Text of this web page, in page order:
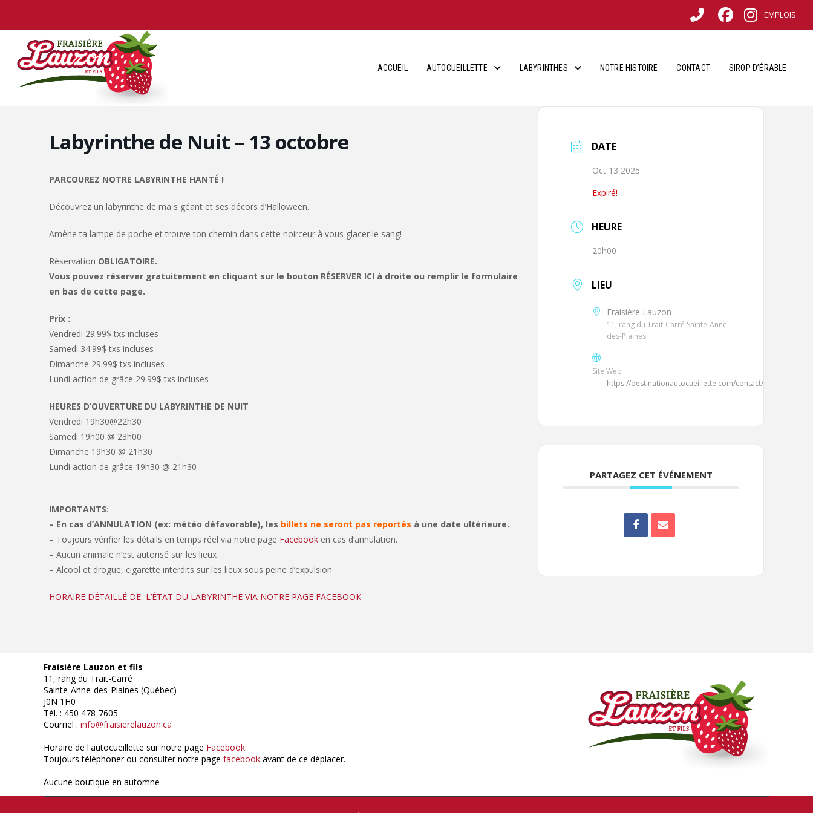
EMPLOIS
ACCUEIL AUTOCUEILLETTE LABYRINTHES NOTRE HISTOIRE CONTACT SIROP D’ÉRABLE
Labyrinthe de Nuit – 13 octobre
PARCOUREZ NOTRE LABYRINTHE HANTÉ !
Découvrez un labyrinthe de maïs géant et ses décors d’Halloween.
Amène ta lampe de poche et trouve ton chemin dans cette noirceur à vous glacer le sang!
Réservation OBLIGATOIRE.
Vous pouvez réserver gratuitement en cliquant sur le bouton RÉSERVER ICI à droite ou remplir le formulaire
en bas de cette page.
Prix :
Vendredi 29.99$ txs incluses
Samedi 34.99$ txs incluses
Dimanche 29.99$ txs incluses
Lundi action de grâce 29.99$ txs incluses
HEURES D’OUVERTURE DU LABYRINTHE DE NUIT
Vendredi 19h30@22h30
Samedi 19h00 @ 23h00
Dimanche 19h30 @ 21h30
Lundi action de grâce 19h30 @ 21h30
IMPORTANTS:
– En cas d’ANNULATION (ex: météo défavorable), les billets ne seront pas reportés à une date ultérieure.
– Toujours vérifier les détails en temps réel via notre page Facebooken cas d’annulation.
– Aucun animale n’est autorisé sur les lieux
– Alcool et drogue, cigarette interdits sur les lieux sous peine d’expulsion
HORAIRE DÉTAILLÉ DE L’ÉTAT DU LABYRINTHE VIA NOTRE PAGE FACEBOOK
DATE
Oct 13 2025
Expiré!
HEURE
20h00
LIEU
Fraisière Lauzon
11, rang du Trait-Carré Sainte-Anne-
des-Plaines
Site Web
https://destinationautocueillette.com/contact/
PARTAGEZ CET ÉVÉNEMENT
Fraisière Lauzon et fils
11, rang du Trait-Carré
Sainte-Anne-des-Plaines (Québec)
J0N 1H0
Tél. : 450 478-7605
Courriel : info@fraisierelauzon.ca
Horaire de l'autocueillette sur notre page Facebook.
Toujours téléphoner ou consulter notre page facebook avant de ce déplacer.
Aucune boutique en automne